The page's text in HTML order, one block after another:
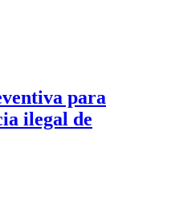
para
ilegal de